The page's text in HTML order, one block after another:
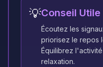
💡Conseil Utile
Écoutez les
priorisez le repos
Équilibrez
relaxation.